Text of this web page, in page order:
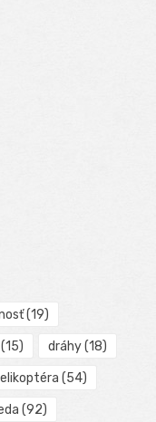
(19)
(15) dráhy(18)
(54)
(92)